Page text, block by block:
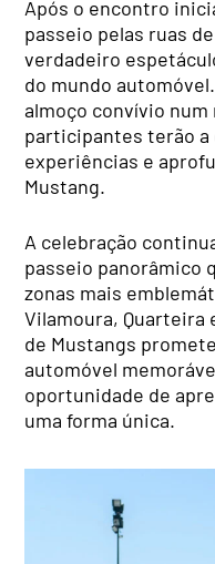
Após o encontro
passeio pelas ruas
verdadeiro
do mundo
almoço convívio
participantes terão
experiências e
Mustang.
A celebração
passeio panorâmico
zonas mais
Vilamoura, Quarteira
de Mustangs
automóvel
oportunidade de
uma forma única.